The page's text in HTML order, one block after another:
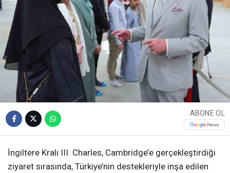
ABONE OL
İngiltere Kralı III. Charles, Cambridge’e gerçekleştirdiği
ziyaret sırasında, Türkiye’nin destekleriyle inşa edilen